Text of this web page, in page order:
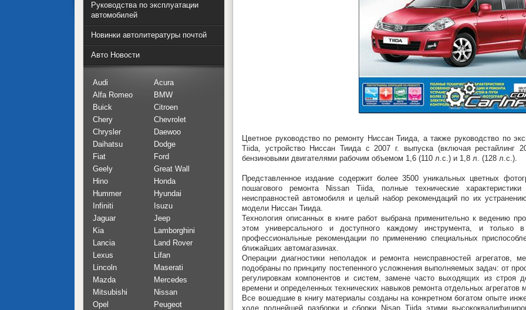
Цветное руководство по ремонту Ниссан Тиида, а также руководство по
Tiida, устройство Ниссан Тиида с 2007 г. выпуска (включая рестайлинг
бензиновыми двигателями рабочим объемом 1,6 (110 л.с.) и 1,8 л. (128 л.с.).
Представленное издание содержит более 3500 уникальных цветных
пошагового ремонта Nissan Tiida, полные технические
неисправностей автомобиля и целый набор рекомендаций по их
модели Ниссан Тиида.
Технология описанных в книге работ выбрана применительно к ведению
этом универсального и доступного каждому инструмента, и только
профессиональные рекомендации по применению специальных
ближайших автомагазинах.
Операции диагностики неполадок и ремонта неисправностей
подобраны по принципу постепенного усложнения выполняемых задач: от
регулировкам компонентов и систем, замене часто выходящих из строя
времени и определенных технических навыков ремонта отдельных агрегатов
Все вошедшие в книгу материалы созданы на конкретном богатом опыте
ходе полнейшей разборки и сборки Nisan Tiida этими
Руководства по эксплуатации
автомобилей
Новинки автолитературы почтой
Авто Новости
Audi
Acura
Alfa Romeo
BMW
Buick
Citroen
Chery
Chevrolet
Chrysler
Daewoo
Daihatsu
Dodge
Fiat
Ford
Geely
Great Wall
Hino
Honda
Hummer
Hyundai
Infiniti
Isuzu
Jaguar
Jeep
Kia
Lamborghini
Lancia
Land Rover
Lexus
Lifan
Lincoln
Maserati
Mazda
Mercedes
Mitsubishi
Nissan
Opel
Peugeot